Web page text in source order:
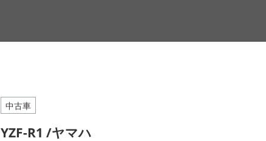
中古車
YZF-R1 /ヤマハ